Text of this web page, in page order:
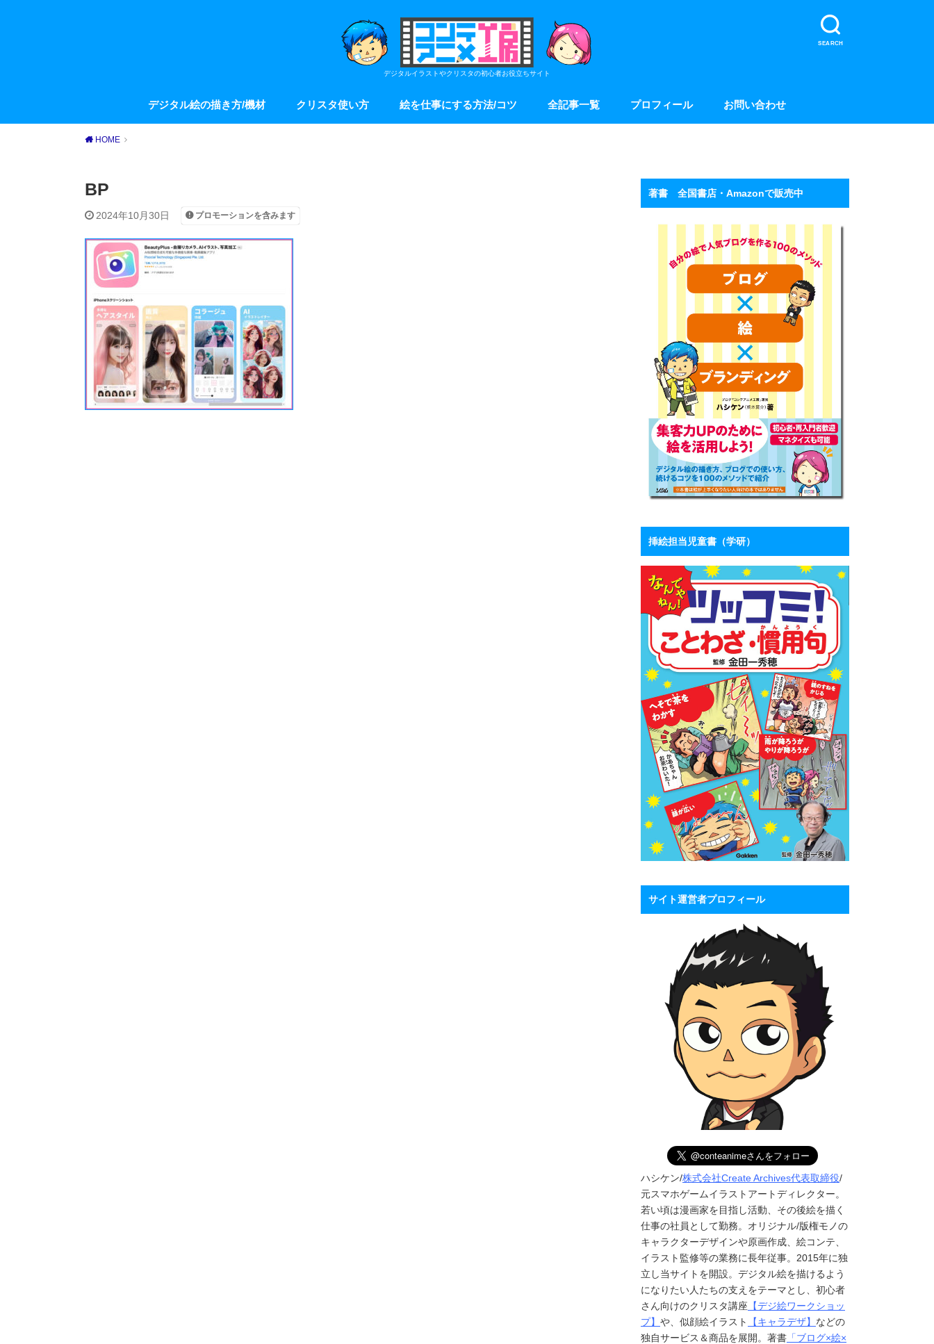
SEARCH
デジタルイラストやクリスタの初心者お役立ちサイト
デジタル絵の描き方/機材 クリスタ使い方 絵を仕事にする方法/コツ 全記事一覧 プロフィール お問い合わせ
HOME
BP
2024年10月30日 プロモーションを含みます
著書 全国書店・Amazonで販売中
挿絵担当児童書（学研）
サイト運営者プロフィール
ハシケン/株式会社Create Archives代表取締役/
元スマホゲームイラストアートディレクター。
若い頃は漫画家を目指し活動、その後絵を描く
仕事の社員として勤務。オリジナル/版権モノの
キャラクターデザインや原画作成、絵コンテ、
イラスト監修等の業務に長年従事。2015年に独
立し当サイトを開設。デジタル絵を描けるよう
になりたい人たちの支えをテーマとし、初心者
さん向けのクリスタ講座 【デジ絵ワークショッ
プ】 や、似顔絵イラスト 【キャラデザ】 などの
独自サービス＆商品を展開。著書 「ブログ×絵×